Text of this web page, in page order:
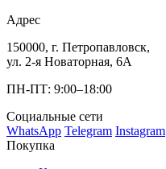
Адрес
150000, г. Петропавловск,
ул. 2-я Новаторная, 6А
ПН-ПТ: 9:00–18:00
Социальные сети
WhatsApp Telegram Instagram
Покупка